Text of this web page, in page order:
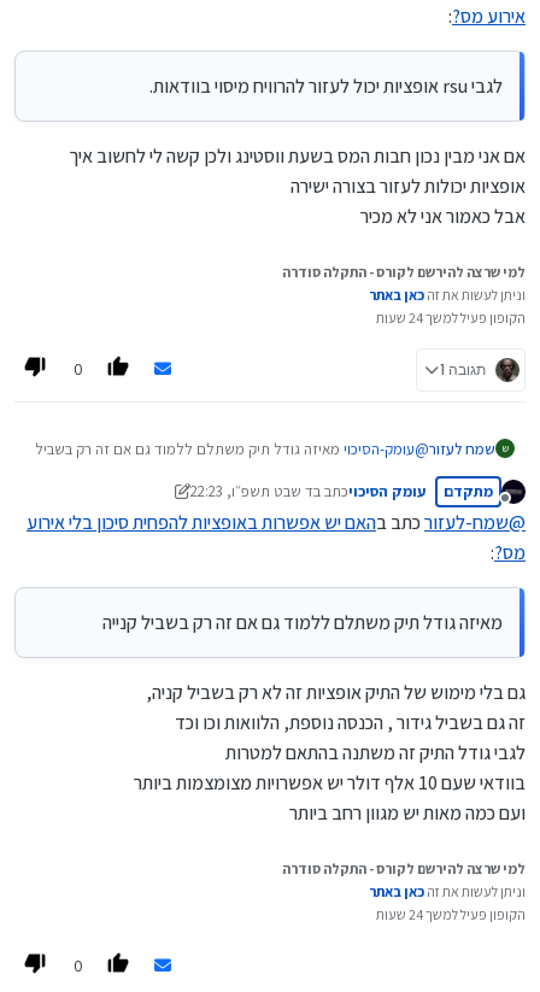
לי תועלת עבורי כי אני גם מקבל RSU) השאלה אם הוא בכלל
אירוע מס?:
לגבי rsu אופציות יכול לעזור להרוויח מיסוי בוודאות.
אם אני מבין נכון חבות המס בשעת ווסטינג ולכן קשה לי לחשוב איך
אופציות יכולות לעזור בצורה ישירה
אבל כאמור אני לא מכיר
למי שרצה להירשם לקורס - התקלה סודרה
וניתן לעשות את זה כאן באתר
הקופון פעיל למשך 24 שעות
תגובה 1 0
ש שמח לעזור@עומק-הסיכוי מאיזה גודל תיק משתלם ללמוד גם אם זה רק בשביל
(בעז״ה מכירה לא בעשור הקרוב)
שמעת פעם על הנושא של rsu / מכיר מישהו שהתעסק בזה?
מנותק
מתקדם עומק הסיכויכתב בד שבט תשפ״ו, 22:23
נערך לאחרונה על ידי עומק הסיכוי
@שמח-לעזורכתב בהאם יש אפשרות באופציות להפחית סיכון בלי אירוע
מס?:
מאיזה גודל תיק משתלם ללמוד גם אם זה רק בשביל קנייה
גם בלי מימוש של התיק אופציות זה לא רק בשביל קניה,
זה גם בשביל גידור , הכנסה נוספת, הלוואות וכו וכד
לגבי גודל התיק זה משתנה בהתאם למטרות
בוודאי שעם 10 אלף דולר יש אפשרויות מצומצמות ביותר
ועם כמה מאות יש מגוון רחב ביותר
למי שרצה להירשם לקורס - התקלה סודרה
וניתן לעשות את זה כאן באתר
הקופון פעיל למשך 24 שעות
0